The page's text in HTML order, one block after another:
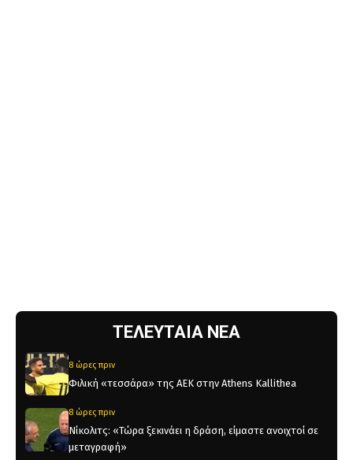
ΤΕΛΕΥΤΑΙΑ ΝΕΑ
8 ώρες πριν
Φιλική «τεσσάρα» της ΑΕΚ στην Athens Kallithea
8 ώρες πριν
Νίκολιτς: «Τώρα ξεκινάει η δράση, είμαστε ανοιχτοί σε
μεταγραφή»